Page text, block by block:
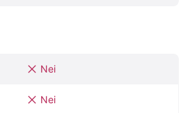
Nei
Nei